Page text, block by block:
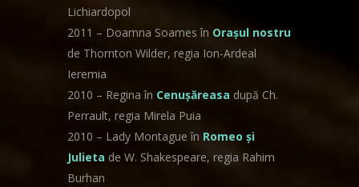
Lichiardopol
2011 – Doamna Soames în Oraşul nostru
de Thornton Wilder, regia Ion-Ardeal
Ieremia
2010 – Regina în Cenuşăreasa după Ch.
Perrault, regia Mirela Puia
2010 – Lady Montague în Romeo şi
Julieta de W. Shakespeare, regia Rahim
Burhan